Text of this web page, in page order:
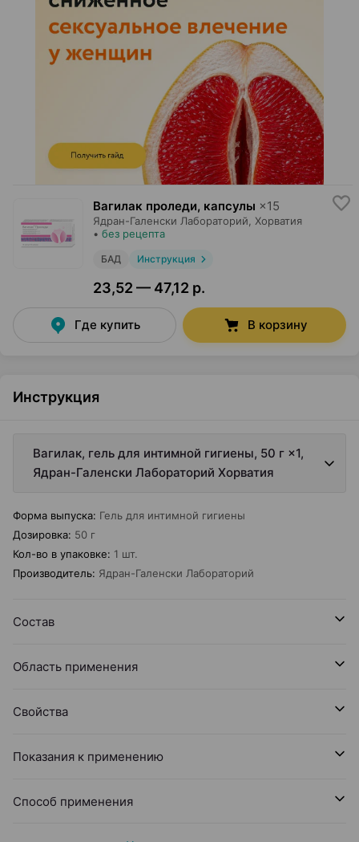
Вагилак проледи, капсулы ×15
Ядран-Галенски Лабораторий , Хорватия
• без рецепта
БАД Инструкция
23,52 — 47,12 р.
Где купить В корзину
Инструкция
Вагилак, гель для интимной гигиены, 50 г ×1,
Ядран-Галенски Лабораторий Хорватия
Форма выпуска: Гель для интимной гигиены
Дозировка: 50 г
Кол-во в упаковке: 1 шт.
Производитель: Ядран-Галенски Лабораторий
Состав
Область применения
Свойства
Показания к применению
Способ применения